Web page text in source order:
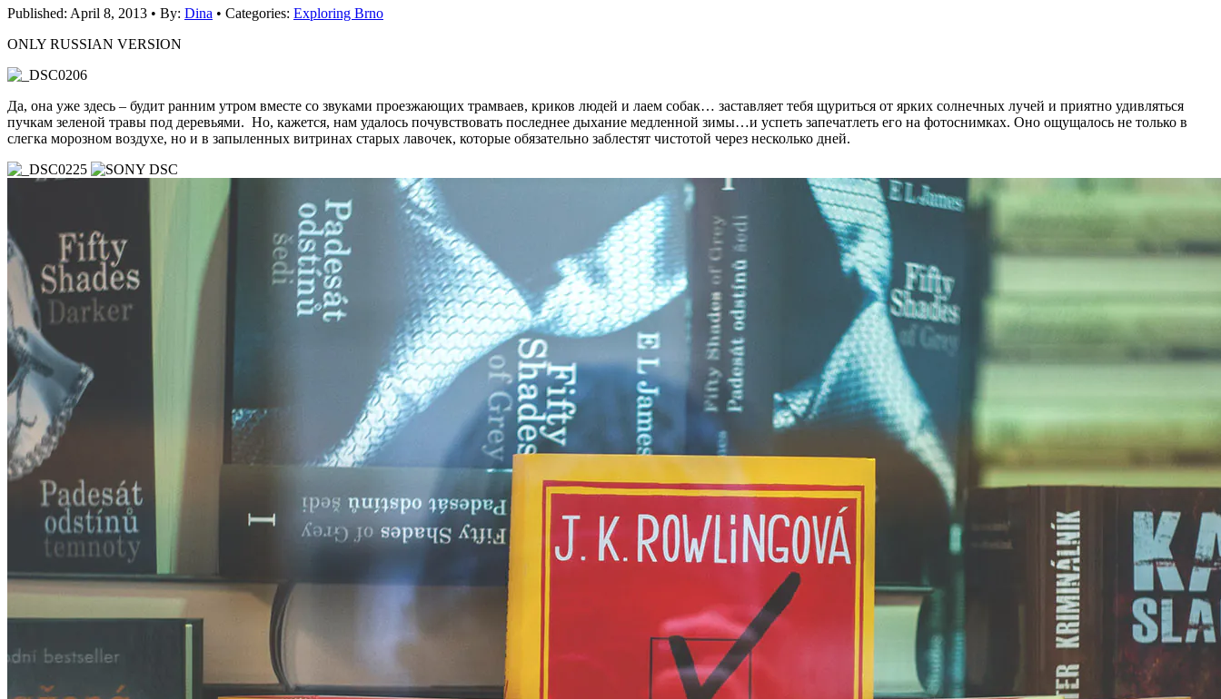
Published: April 8, 2013 • By: Dina • Categories: Exploring Brno
ONLY RUSSIAN VERSION
Да, она уже здесь – будит ранним утром вместе со звуками проезжающих трамваев, криков людей и лаем собак… заставляет тебя щуриться от ярких солнечных лучей и приятно удивляться
пучкам зеленой травы под деревьями. Но, кажется, нам удалось почувствовать последнее дыхание медленной зимы…и успеть запечатлеть его на фотоснимках. Оно ощущалось не только в
слегка морозном воздухе, но и в запыленных витринах старых лавочек, которые обязательно заблестят чистотой через несколько дней.